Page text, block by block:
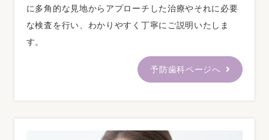
連携先当医院には、医療安全対策に関する研修を受け
た歯科医師及び医療安全管理者を配置、自動体外式除
細動 器（ＡＥＤ）を保有し、緊急時においては他の医
療機関と連携するとともに、医療安全に係る十分な体
制を整備しています。連携先医療機関名 ：日本大学歯
⋆歯科外来診療感染対策加算１
に多角的な見地からアプローチした治療やそれに必要
な検査を行い、わかりやすく丁寧にご説明いたしま
す。
予防歯科ページへ